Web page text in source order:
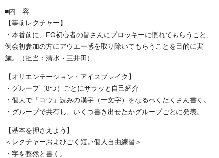
■内 容
【事前レクチャー】
・本番前に、FG初心者の皆さんにプロッキーに慣れてもらうこと、
例会初参加の方にアウエー感を取り除いてもらうことを目的に実
施。（担当：清水・三井田）
【オリエンテーション・アイスブレイク】
・グループ（8つ）ごとにサラッと自己紹介
・個人で「コウ」読みの漢字（一文字）をなるべくたくさん書く。
・グループで共有し、いくつ書き出せたかグループごとに発表。
【基本を押さえよう】
＜レクチャーおよびごく短い個人自由練習＞
・字を整然と書く。